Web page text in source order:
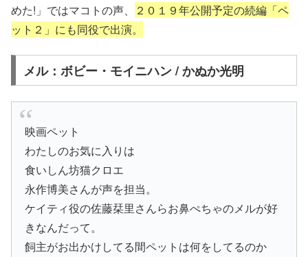
めた!」ではマコトの声、
２０１９年公開予定の続編「ペ
ット２」にも同役で出演。
メル：ボビー・モイニハン / かぬか光明
映画ペット
わたしのお気に入りは
食いしん坊猫クロエ
永作博美さんが声を担当。
ケイティ役の佐藤栞里さんらお鼻ぺちゃのメルが好
きなんだって。
飼主がお出かけしてる間ペットは何をしてるのか